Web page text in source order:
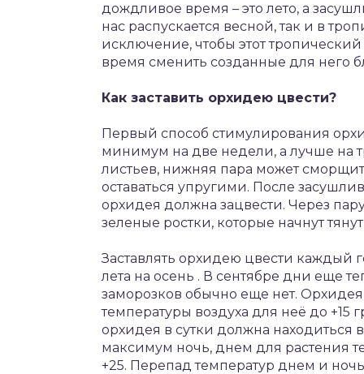
дождливое время – это лето, а
нас распускается весной, так и в
исключение, чтобы этот
время сменить созданные для него
Как заставить орхидею цвести?
Первый способ стимулирования
минимум на две недели, а лучше на
листьев, нижняя пара может
оставаться упругими. После
орхидея должна зацвести. Через
зеленые ростки, которые начнут
Заставлять орхидею цвести каждый
лета на осень . В сентябре дни еще
заморозков обычно еще нет.
температуры воздуха для неё до +15
орхидея в сутки должна находиться
максимум ночь, днем для растения
+25. Перепад температур днем и